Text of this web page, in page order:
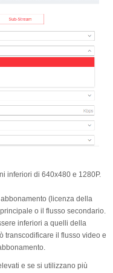
inferiori di 640x480 e 1280P.
(licenza della
o il flusso secondario.
inferiori a quelli della
transcodificare il flusso video e
e se si utilizzano più